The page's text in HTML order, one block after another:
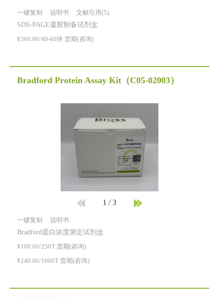
一键复制 说明书 文献引用(5)
SDS-PAGE凝胶制备试剂盒
¥360.00/40-60块 货期(咨询)
Bradford Protein Assay Kit （C05-02003）
1 /3
一键复制 说明书
Bradford蛋白浓度测定试剂盒
¥100.00/250T 货期(咨询)
¥240.00/1000T 货期(咨询)